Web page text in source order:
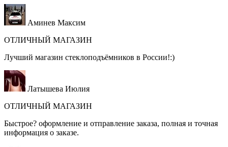
Аминев Максим
ОТЛИЧНЫЙ МАГАЗИН
Лучший магазин стеклоподъёмников в России!:)
Латышева Июлия
ОТЛИЧНЫЙ МАГАЗИН
Быстрое? оформление и отправление заказа, полная и точная
информация о заказе.